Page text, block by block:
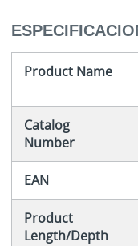
Product Name
Catalog
Number
EAN
Product
Length/Depth